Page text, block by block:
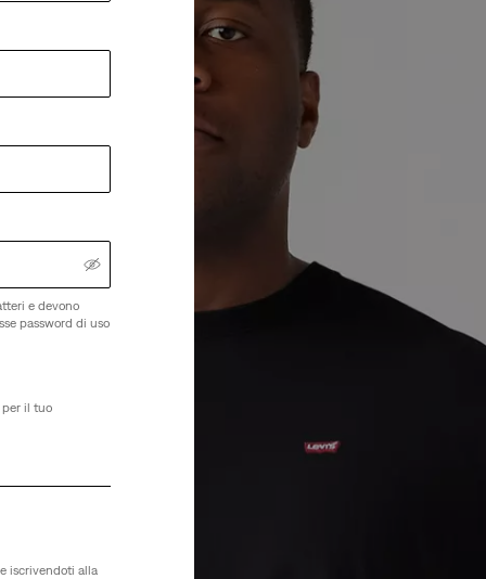
e devono
password di uso
il tuo
iscrivendoti alla